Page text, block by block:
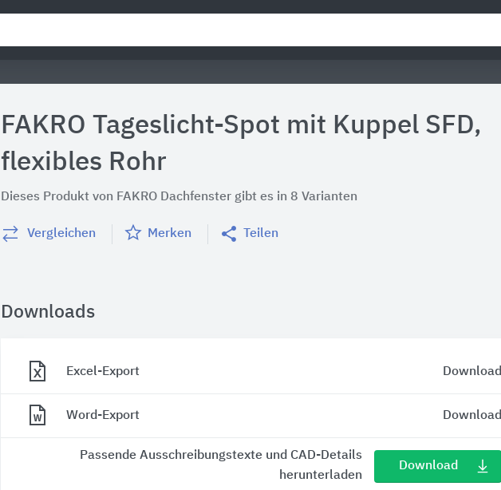
FAKRO Tageslicht-Spot mit Kuppel SFD,
flexibles Rohr
Dieses Produkt von FAKRO Dachfenster gibt es in 8 Varianten
Vergleichen Merken Teilen
Downloads
Excel-Export Download
Word-Export Download
Passende Ausschreibungstexte und CAD-Details
herunterladen
Download